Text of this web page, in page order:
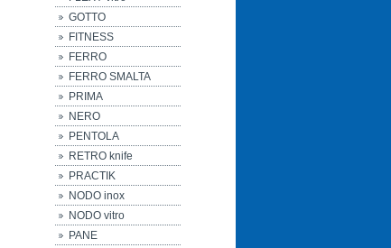
GOTTO
FITNESS
FERRO
FERRO SMALTA
PRIMA
NERO
PENTOLA
RETRO knife
PRACTIK
NODO inox
NODO vitro
PANE